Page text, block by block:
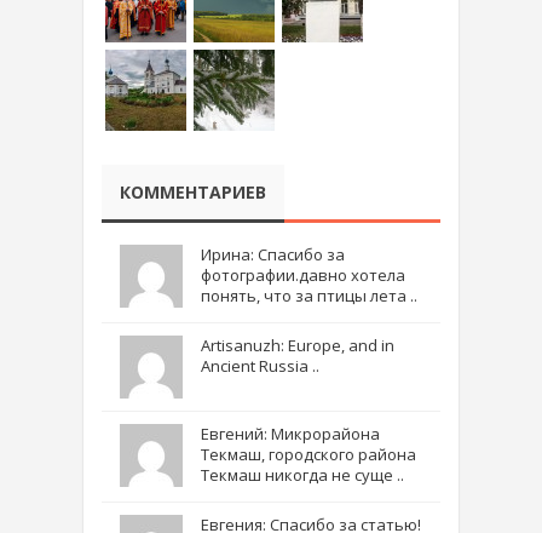
КОММЕНТАРИЕВ
Ирина: Спасибо за
фотографии.давно хотела
понять, что за птицы лета ..
Artisanuzh: Europe, and in
Ancient Russia ..
Евгений: Микрорайона
Текмаш, городского района
Текмаш никогда не суще ..
Евгения: Спасибо за статью!